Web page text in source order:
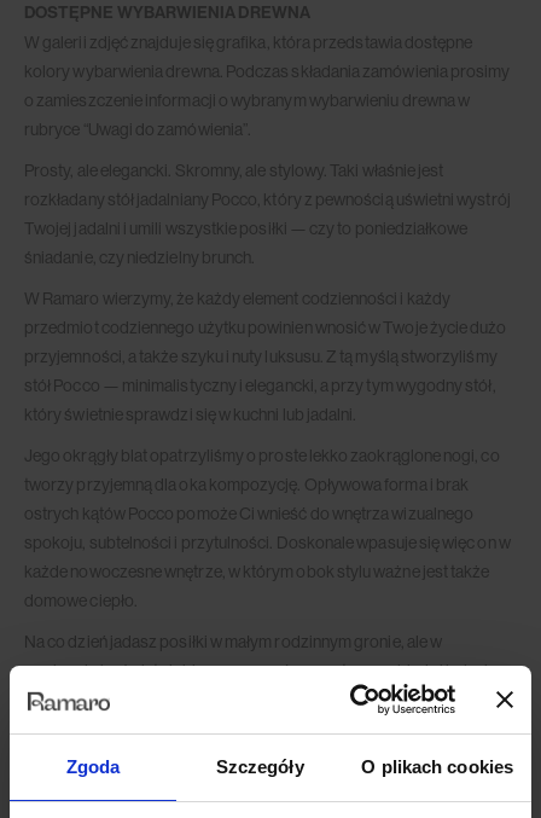
Zgoda Szczegóły O plikach cookies
DOSTĘPNE WYBARWIENIA DREWNA
W galerii zdjęć znajduje się grafika, która przedstawia dostępne
kolory wybarwienia drewna. Podczas składania zamówienia prosimy
o zamieszczenie informacji o wybranym wybarwieniu drewna w
rubryce “Uwagi do zamówienia”.
Prosty, ale elegancki. Skromny, ale stylowy. Taki właśnie jest
rozkładany stół jadalniany Pocco, który z pewnością uświetni wystrój
Twojej jadalni i umili wszystkie posiłki — czy to poniedziałkowe
śniadanie, czy niedzielny brunch.
W Ramaro wierzymy, że każdy element codzienności i każdy
przedmiot codziennego użytku powinien wnosić w Twoje życie dużo
przyjemności, a także szyku i nuty luksusu. Z tą myślą stworzyliśmy
stół Pocco — minimalistyczny i elegancki, a przy tym wygodny stół,
który świetnie sprawdzi się w kuchni lub jadalni.
Jego okrągły blat opatrzyliśmy o proste lekko zaokrąglone nogi, co
tworzy przyjemną dla oka kompozycję. Opływowa forma i brak
ostrych kątów Pocco pomoże Ci wnieść do wnętrza wizualnego
spokoju, subtelności i przytulności. Doskonale wpasuje się więc on w
każde nowoczesne wnętrze, w którym obok stylu ważne jest także
domowe ciepło.
Na co dzień jadasz posiłki w małym rodzinnym gronie, ale w
weekendy i w święta lubisz zapraszać na wystawne obiady i kolacje
przyjaciół i znajomych? Stół Pocco ma dla Ciebie niespodziankę!
sekund, wydłużając blat i tworząc dodatkowe miejsca siedzące. Teraz